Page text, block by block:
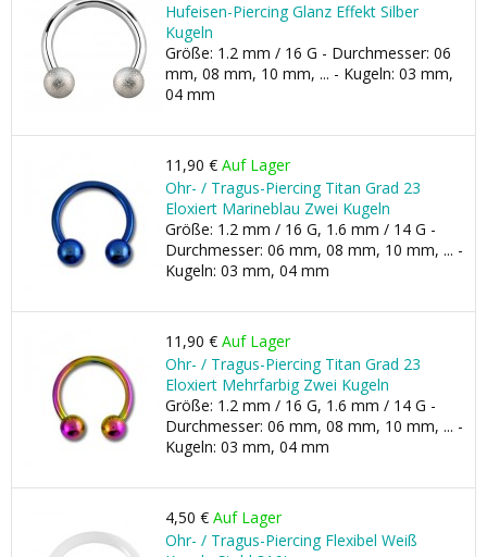
Hufeisen-Piercing Glanz Effekt Silber
Kugeln
Größe: 1.2 mm / 16 G - Durchmesser: 06
mm, 08 mm, 10 mm, ... - Kugeln: 03 mm,
04 mm
11,90 € Auf Lager
Ohr- / Tragus-Piercing Titan Grad 23
Eloxiert Marineblau Zwei Kugeln
Größe: 1.2 mm / 16 G, 1.6 mm / 14 G -
Durchmesser: 06 mm, 08 mm, 10 mm, ... -
Kugeln: 03 mm, 04 mm
11,90 € Auf Lager
Ohr- / Tragus-Piercing Titan Grad 23
Eloxiert Mehrfarbig Zwei Kugeln
Größe: 1.2 mm / 16 G, 1.6 mm / 14 G -
Durchmesser: 06 mm, 08 mm, 10 mm, ... -
Kugeln: 03 mm, 04 mm
4,50 € Auf Lager
Ohr- / Tragus-Piercing Flexibel Weiß